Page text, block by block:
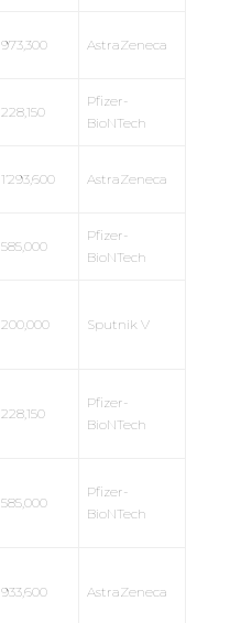
973,300 AstraZeneca
228,150
Pfizer-
BioNTech
1’293,600 AstraZeneca
585,000
Pfizer-
BioNTech
200,000 Sputnik V
228,150
Pfizer-
BioNTech
585,000
Pfizer-
BioNTech
933,600 AstraZeneca